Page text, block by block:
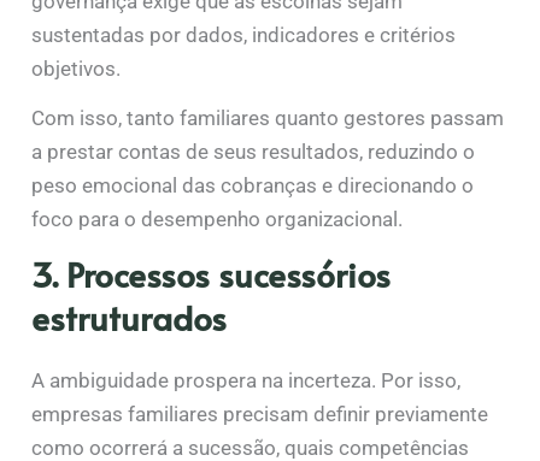
sustentadas por dados, indicadores e critérios
objetivos.
Com isso, tanto familiares quanto gestores passam
a prestar contas de seus resultados, reduzindo o
peso emocional das cobranças e direcionando o
foco para o desempenho organizacional.
3. Processos sucessórios
estruturados
A ambiguidade prospera na incerteza. Por isso,
empresas familiares precisam definir previamente
como ocorrerá a sucessão, quais competências